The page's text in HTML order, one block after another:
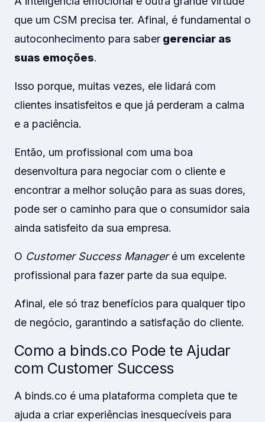
que um CSM precisa ter. Afinal, é fundamental o
autoconhecimento para saber gerenciar as
suas emoções.
Isso porque, muitas vezes, ele lidará com
clientes insatisfeitos e que já perderam a calma
e a paciência.
Então, um profissional com uma boa
desenvoltura para negociar com o cliente e
encontrar a melhor solução para as suas dores,
pode ser o caminho para que o consumidor saia
ainda satisfeito da sua empresa.
O Customer Success Manageré um excelente
profissional para fazer parte da sua equipe.
Afinal, ele só traz benefícios para qualquer tipo
de negócio, garantindo a satisfação do cliente.
Como a binds.co Pode te Ajudar
com Customer Success
A binds.co é uma plataforma completa que te
ajuda a criar experiências inesquecíveis para